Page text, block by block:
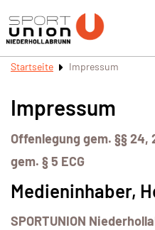
Startseite Impressum
Impressum
Offenlegung gem. §§ 24,
gem. § 5 ECG
Medieninhaber,
SPORTUNION